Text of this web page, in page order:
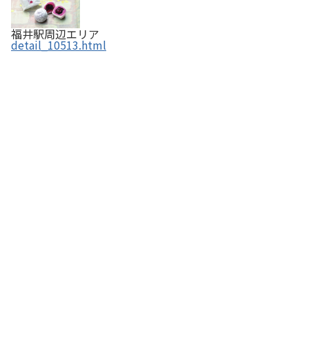
福井駅周辺エリア
detail_10513.html